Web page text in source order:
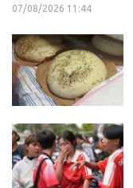
07/08/2026 11:44